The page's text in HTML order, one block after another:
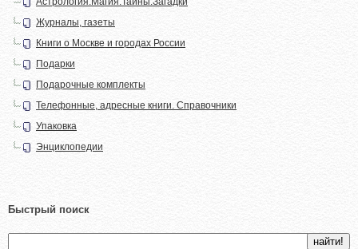
Журналы, газеты
Книги о Москве и городах России
Подарки
Подарочные комплекты
Телефонные, адресные книги. Справочники
Упаковка
Энциклопедии
Быстрый поиск